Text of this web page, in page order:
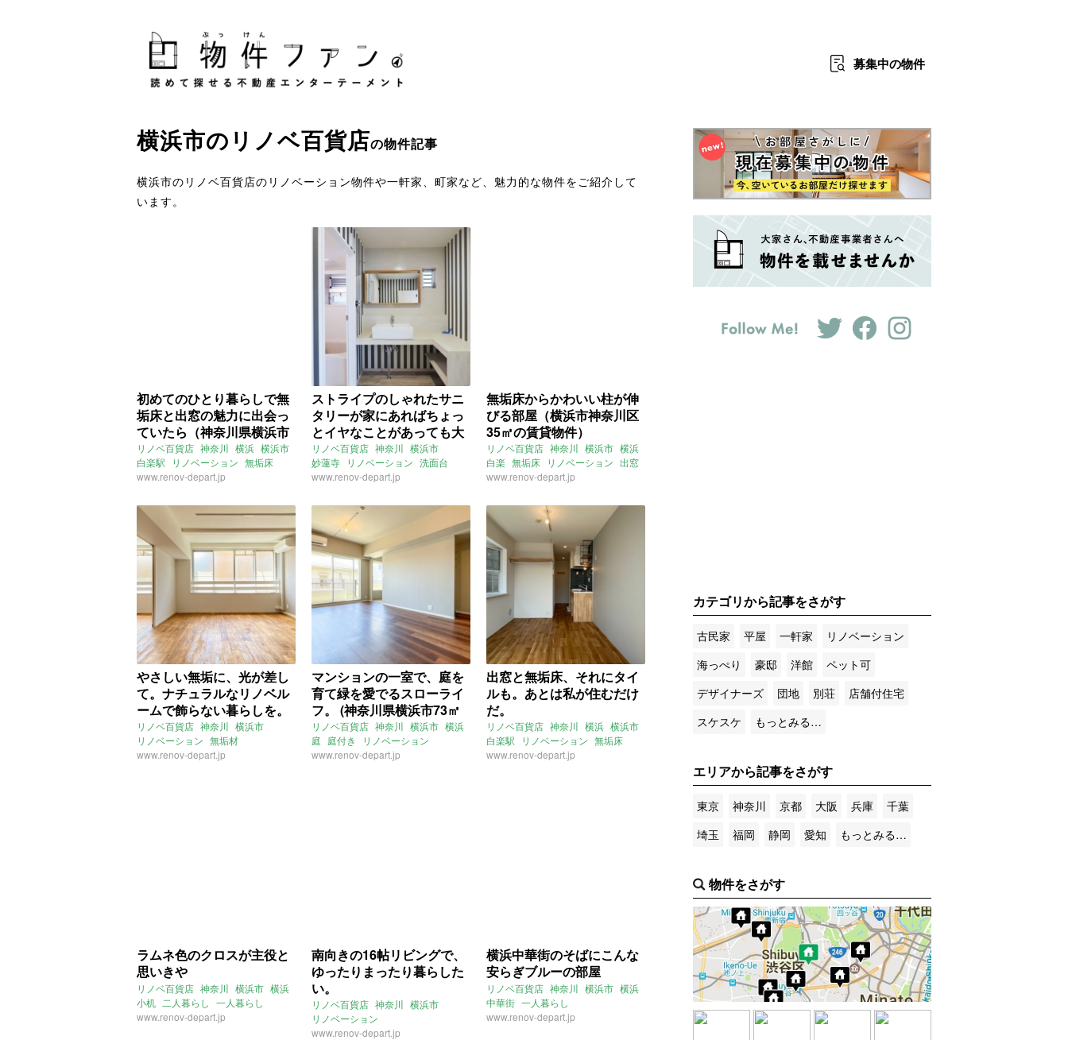
募集中の物件
横浜市のリノベ百貨店の物件記事
横浜市のリノベ百貨店のリノベーション物件や一軒家、町家など、魅力的な物件をご紹介して
います。
初めてのひとり暮らしで無
垢床と出窓の魅力に出会っ
ていたら（神奈川県横浜市
19㎡の賃貸物件）
リノベ百貨店 神奈川 横浜 横浜市
白楽駅
リノベーション 無垢床
アクセントクロス 一人暮らし
www.renov-depart.jp
ストライプのしゃれたサニ
タリーが家にあればちょっ
とイヤなことがあっても大
丈夫。（神奈川県横浜市62
㎡の賃貸物件）
リノベ百貨店 神奈川 横浜市
妙蓮寺 リノベーション 洗面台
ライター：葱山紫蘇子
www.renov-depart.jp
無垢床からかわいい柱が伸
びる部屋（横浜市神奈川区
35㎡の賃貸物件）
リノベ百貨店 神奈川 横浜市 横浜
白楽 無垢床 リノベーション 出窓
賃貸
www.renov-depart.jp
やさしい無垢に、光が差し
て。ナチュラルなリノベル
ームで飾らない暮らしを。
(神奈川県横浜市53㎡の賃貸
物件)
リノベ百貨店 神奈川 横浜市
リノベーション 無垢材
ナチュラル ライター：くまのなな
www.renov-depart.jp
マンションの一室で、庭を
育て緑を愛でるスローライ
フ。 (神奈川県横浜市73㎡
の賃貸物件)
リノベ百貨店 神奈川 横浜市 横浜
庭 庭付き
リノベーション
ファミリー向け 賃貸
www.renov-depart.jp
出窓と無垢床、それにタイ
ルも。あとは私が住むだけ
だ。
リノベ百貨店 神奈川 横浜 横浜市
白楽駅
リノベーション 無垢床
アクセントクロス 一人暮らし
www.renov-depart.jp
ラムネ色のクロスが主役と
思いきや
リノベ百貨店 神奈川 横浜市 横浜
小机 二人暮らし 一人暮らし
アクセントクロス
www.renov-depart.jp
南向きの16帖リビングで、
ゆったりまったり暮らした
い。
リノベ百貨店 神奈川 横浜市
リノベーション
ウォークインクローゼット
www.renov-depart.jp
横浜中華街のそばにこんな
安らぎブルーの部屋
リノベ百貨店 神奈川 横浜市 横浜
中華街 一人暮らし
アクセントクロス
www.renov-depart.jp
カテゴリから記事をさがす
古民家 平屋 一軒家
リノベーション
海っぺり
豪邸 洋館
ペット可
デザイナーズ
団地 別荘
店舗付住宅
スケスケ
もっとみる…
エリアから記事をさがす
東京 神奈川 京都 大阪 兵庫
千葉
埼玉
福岡 静岡 愛知 もっとみる…
物件をさがす